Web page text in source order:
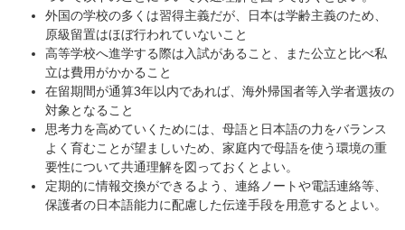
外国の学校の多くは習得主義だが、日本は学齢主義のため、
原級留置はほぼ行われていないこと
高等学校へ進学する際は入試があること、また公立と比べ私
立は費用がかかること
在留期間が通算3年以内であれば、海外帰国者等入学者選抜の
対象となること
思考力を高めていくためには、母語と日本語の力をバランス
よく育むことが望ましいため、家庭内で母語を使う環境の重
要性について共通理解を図っておくとよい。
定期的に情報交換ができるよう、連絡ノートや電話連絡等、
保護者の日本語能力に配慮した伝達手段を用意するとよい。